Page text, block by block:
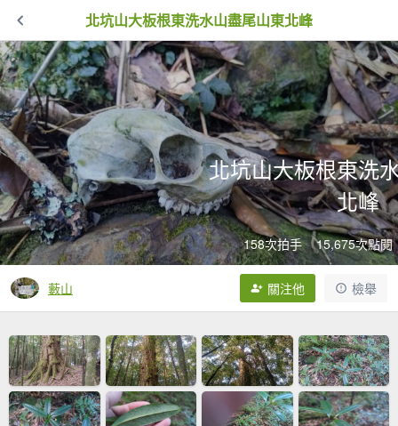
北坑山大板根東洗水山盡尾山東北峰
北坑山大板根東洗
北峰
158次拍手 15,675次點閱
藪山 關注他 檢舉